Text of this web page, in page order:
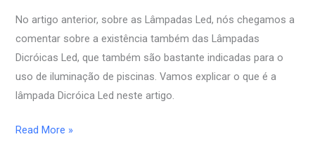
No artigo anterior, sobre as Lâmpadas Led, nós chegamos a
comentar sobre a existência também das Lâmpadas
Dicróicas Led, que também são bastante indicadas para o
uso de iluminação de piscinas. Vamos explicar o que é a
lâmpada Dicróica Led neste artigo.
Dicróicas
Led
Read More »